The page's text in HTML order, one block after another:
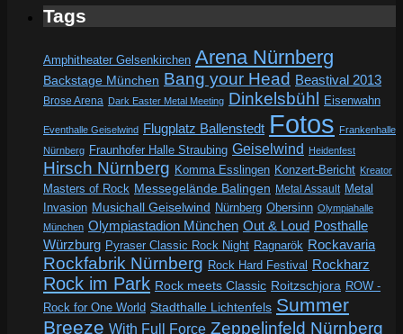
Tags
Amphitheater Gelsenkirchen Arena Nürnberg
Backstage München Bang your Head Beastival 2013
Brose Arena Dark Easter Metal Meeting Dinkelsbühl Eisenwahn
Eventhalle Geiselwind Flugplatz Ballenstedt Fotos Frankenhalle
Nürnberg Fraunhofer Halle Straubing Geiselwind Heidenfest
Hirsch Nürnberg Komma Esslingen Konzert-Bericht Kreator
Masters of Rock Messegelände Balingen Metal Assault Metal
Invasion Musichall Geiselwind Nürnberg Obersinn Olympiahalle
München Olympiastadion München Out & Loud Posthalle
Würzburg Pyraser Classic Rock Night Ragnarök Rockavaria
Rockfabrik Nürnberg Rock Hard Festival Rockharz
Rock im Park Rock meets Classic Roitzschjora ROW -
Rock for One World Stadthalle Lichtenfels Summer
Breeze With Full Force Zeppelinfeld Nürnberg